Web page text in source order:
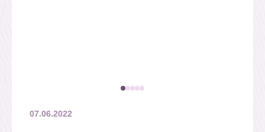
07.06.2022